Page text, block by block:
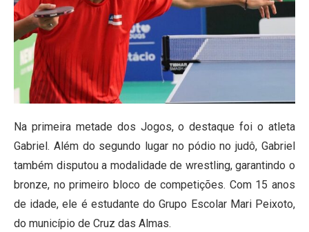
Na primeira metade dos Jogos, o destaque foi o atleta
Gabriel. Além do segundo lugar no pódio no judô, Gabriel
também disputou a modalidade de wrestling, garantindo o
bronze, no primeiro bloco de competições. Com 15 anos
de idade, ele é estudante do Grupo Escolar Mari Peixoto,
do município de Cruz das Almas.